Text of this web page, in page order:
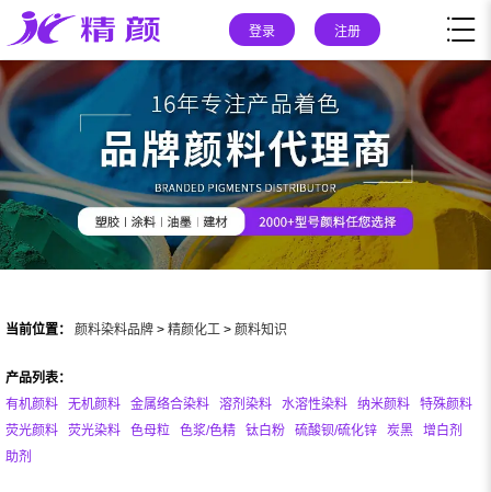
登录 注册
当前位置： 颜料染料品牌 > 精颜化工 > 颜料知识
产品列表：
有机颜料
无机颜料 金属络合染料 溶剂染料 水溶性染料 纳米颜料
特殊颜料
荧光颜料
荧光染料 色母粒 色浆/色精 钛白粉 硫酸钡/硫化锌 炭黑
增白剂
助剂